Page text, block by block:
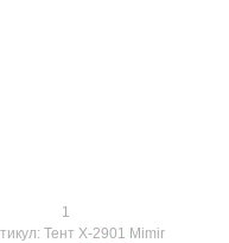
1
Тент Х-2901 Mimir